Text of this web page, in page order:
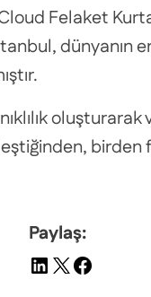
Felaket
dünyanın
oluşturarak
birden
Paylaş: